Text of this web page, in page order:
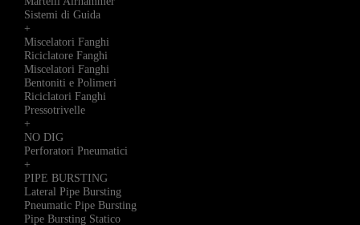
Sistemi di Guida
+
Miscelatori Fanghi
Riciclatore Fanghi
Miscelatori Fanghi
Bentoniti e Polimeri
Riciclatori Fanghi
Pressotrivelle
+
NO DIG
Perforatori Pneumatici
+
PIPE BURSTING
Lateral Pipe Bursting
Pneumatic Pipe Bursting
Pipe Bursting Statico